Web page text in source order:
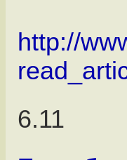
http://
6.11